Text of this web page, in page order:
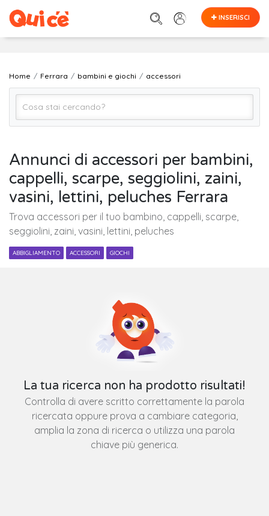
INSERISCI
Home Ferrara bambini e giochi accessori
Ferrara
Cerca
Annunci di accessori per bambini,
cappelli, scarpe, seggiolini, zaini,
vasini, lettini, peluches Ferrara
Trova accessori per il tuo bambino, cappelli, scarpe,
seggiolini, zaini, vasini, lettini, peluches
ABBIGLIAMENTO ACCESSORI GIOCHI
La tua ricerca non ha prodotto risultati!
Controlla di avere scritto correttamente la parola
ricercata oppure prova a cambiare categoria,
amplia la zona di ricerca o utilizza una parola
chiave più generica.